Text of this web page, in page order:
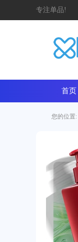
专注单品!
首页
您的位置: